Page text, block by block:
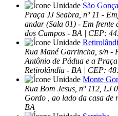
São
Praça JJ Seabra, nº 11 -
andar (Sala 01) - Em frente
dos Campos - BA | CEP:
Rua Mané Garrincha, s/n -
Antônio de Pádua e a
Retirolândia - BA | CEP:
Monte
Rua Bom Jesus, nº 112, LJ
Gordo , ao lado da casa
BA